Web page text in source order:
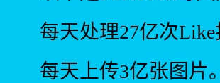
每天处理27亿次Like
每天上传3亿张图片